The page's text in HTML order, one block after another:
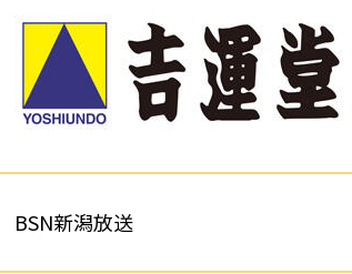
BSN新潟放送